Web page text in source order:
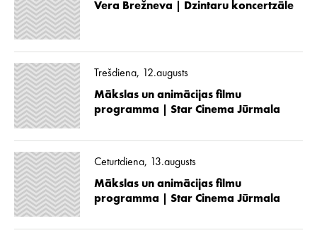
Vera Brežneva | Dzintaru koncertzāle
Trešdiena, 12.augusts
Mākslas un animācijas filmu
programma | Star Cinema Jūrmala
Ceturtdiena, 13.augusts
Mākslas un animācijas filmu
programma | Star Cinema Jūrmala